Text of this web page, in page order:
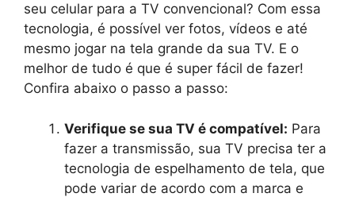
seu celular para a TV convencional? Com essa
tecnologia, é possível ver fotos, vídeos e até
mesmo jogar na tela grande da sua TV. E o
melhor de tudo é que é super fácil de fazer!
Confira abaixo o passo a passo:
Verifique se sua TV é compatível: Para
fazer a transmissão, sua TV precisa ter a
tecnologia de espelhamento de tela, que
pode variar de acordo com a marca e